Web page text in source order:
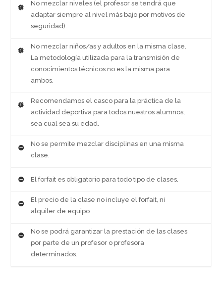
No mezclar niveles (el profesor se tendrá que
adaptar siempre al nivel más bajo por motivos de
seguridad).
No mezclar niños/as y adultos en la misma clase.
La metodología utilizada para la transmisión de
conocimientos técnicos no es la misma para
ambos.
Recomendamos el casco para la práctica de la
actividad deportiva para todos nuestros alumnos,
sea cual sea su edad.
No se permite mezclar disciplinas en una misma
clase.
El forfait es obligatorio para todo tipo de clases.
El precio de la clase no incluye el forfait, ni
alquiler de equipo.
No se podrá garantizar la prestación de las clases
por parte de un profesor o profesora
determinados.